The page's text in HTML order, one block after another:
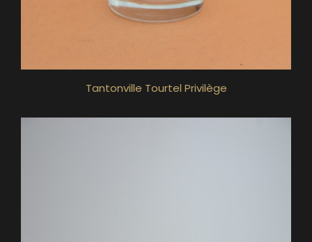
Tantonville Tourtel Privilège